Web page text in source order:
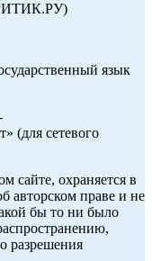
язык
(для сетевого
сайте, охраняется в
авторском праве и не
бы то ни было
разрешения